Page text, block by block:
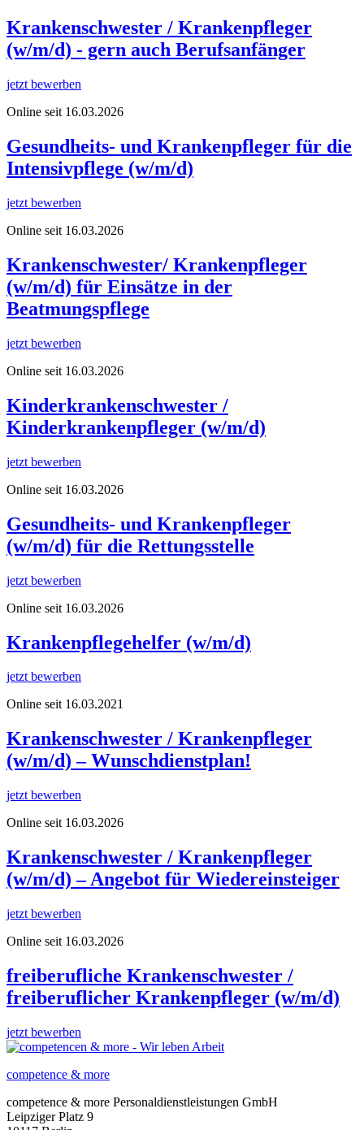
Krankenschwester / Krankenpfleger
(w/m/d) - gern auch Berufsanfänger
jetzt bewerben
Online seit 16.03.2026
Gesundheits- und Krankenpfleger für die
Intensivpflege (w/m/d)
jetzt bewerben
Online seit 16.03.2026
Krankenschwester/ Krankenpfleger
(w/m/d) für Einsätze in der
Beatmungspflege
jetzt bewerben
Online seit 16.03.2026
Kinderkrankenschwester /
Kinderkrankenpfleger (w/m/d)
jetzt bewerben
Online seit 16.03.2026
Gesundheits- und Krankenpfleger
(w/m/d) für die Rettungsstelle
jetzt bewerben
Online seit 16.03.2026
Krankenpflegehelfer (w/m/d)
jetzt bewerben
Online seit 16.03.2021
Krankenschwester / Krankenpfleger
(w/m/d) – Wunschdienstplan!
jetzt bewerben
Online seit 16.03.2026
Krankenschwester / Krankenpfleger
(w/m/d) – Angebot für Wiedereinsteiger
jetzt bewerben
Online seit 16.03.2026
freiberufliche Krankenschwester /
freiberuflicher Krankenpfleger (w/m/d)
jetzt bewerben
competence & more
competence & more Personaldienstleistungen GmbH
Leipziger Platz 9